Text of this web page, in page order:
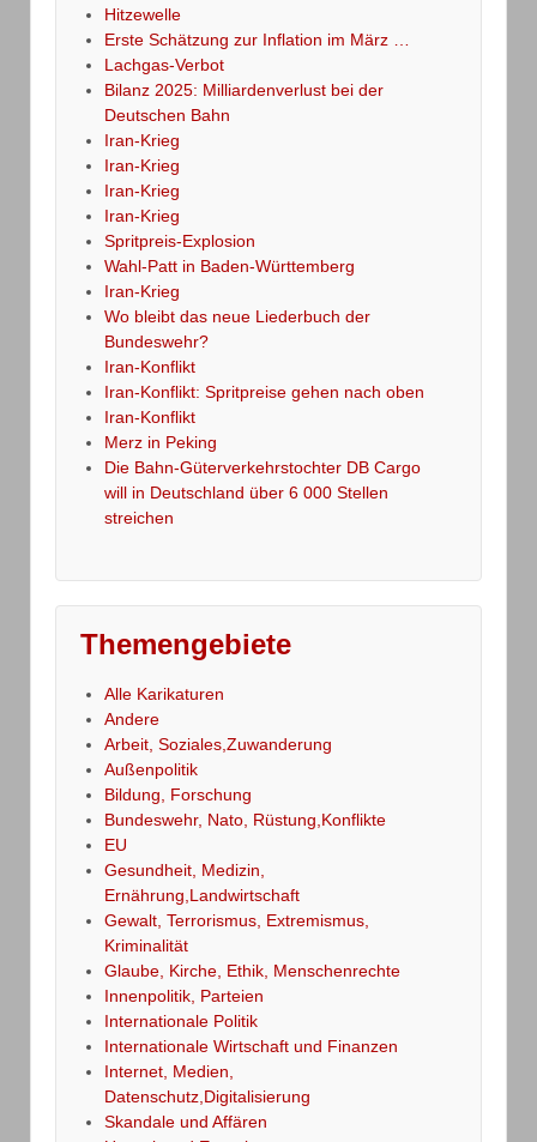
Hitzewelle
Erste Schätzung zur Inflation im März …
Lachgas-Verbot
Bilanz 2025: Milliardenverlust bei der
Deutschen Bahn
Iran-Krieg
Iran-Krieg
Iran-Krieg
Iran-Krieg
Spritpreis-Explosion
Wahl-Patt in Baden-Württemberg
Iran-Krieg
Wo bleibt das neue Liederbuch der
Bundeswehr?
Iran-Konflikt
Iran-Konflikt: Spritpreise gehen nach oben
Iran-Konflikt
Merz in Peking
Die Bahn-Güterverkehrstochter DB Cargo
will in Deutschland über 6 000 Stellen
streichen
Themengebiete
Alle Karikaturen
Andere
Arbeit, Soziales,Zuwanderung
Außenpolitik
Bildung, Forschung
Bundeswehr, Nato, Rüstung,Konflikte
EU
Gesundheit, Medizin,
Ernährung,Landwirtschaft
Gewalt, Terrorismus, Extremismus,
Kriminalität
Glaube, Kirche, Ethik, Menschenrechte
Innenpolitik, Parteien
Internationale Politik
Internationale Wirtschaft und Finanzen
Internet, Medien,
Datenschutz,Digitalisierung
Skandale und Affären